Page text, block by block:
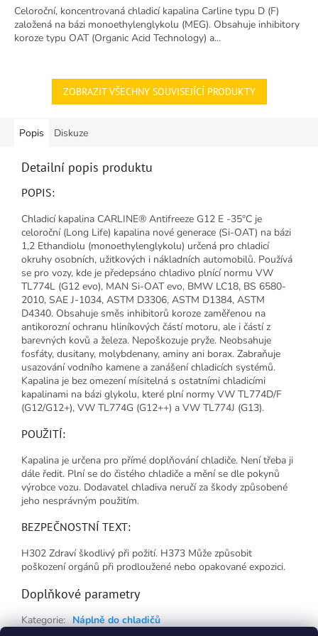
z
5
hvězdiček.
Celoroční, koncentrovaná chladicí kapalina Carline typu D (F)
založená na bázi monoethylenglykolu (MEG). Obsahuje inhibitory
koroze typu OAT (Organic Acid Technology) a...
ZOBRAZIT VŠECHNY SOUVISEJÍCÍ PRODUKTY
Popis Diskuze
Detailní popis produktu
POPIS:
Chladicí kapalina CARLINE® Antifreeze G12 E -35°C je
celoroční (Long Life) kapalina nové generace (Si-OAT) na bázi
1,2 Ethandiolu (monoethylenglykolu) určená pro chladicí
okruhy osobních, užitkových i nákladních automobilů. Používá
se pro vozy, kde je předepsáno chladivo plnící normu VW
TL774L (G12 evo), MAN Si-OAT evo, BMW LC18, BS 6580-
2010, SAE J-1034, ASTM D3306, ASTM D1384, ASTM
D4340. Obsahuje směs inhibitorů koroze zaměřenou na
antikorozní ochranu hliníkových částí motoru, ale i částí z
barevných kovů a železa. Nepoškozuje pryže. Neobsahuje
fosfáty, dusitany, molybdenany, aminy ani borax. Zabraňuje
usazování vodního kamene a zanášení chladicích systémů.
Kapalina je bez omezení mísitelná s ostatními chladicími
kapalinami na bázi glykolu, které plní normy VW TL774D/F
(G12/G12+), VW TL774G (G12++) a VW TL774J (G13).
POUŽITÍ:
Kapalina je určena pro přímé doplňování chladiče. Není třeba ji
dále ředit. Plní se do čistého chladiče a mění se dle pokynů
výrobce vozu. Dodavatel chladiva neručí za škody způsobené
jeho nesprávným použitím.
BEZPEČNOSTNÍ TEXT:
H302 Zdraví škodlivý při požití. H373 Může způsobit
poškození orgánů při prodloužené nebo opakované expozici.
Doplňkové parametry
Kategorie: Náplně do chladičů